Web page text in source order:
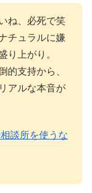
ね、必死で笑
チュラルに嫌
り上がり。
的支持から、
アルな本音が
談所を使うな